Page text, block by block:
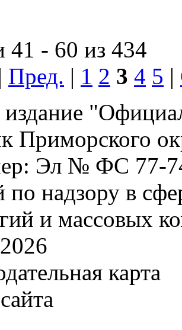
41 - 60 из 434
| Пред. | 1 2 3 4 5 |
издание
Приморского
Эл № ФС 77-
по надзору в
и массовых
карта